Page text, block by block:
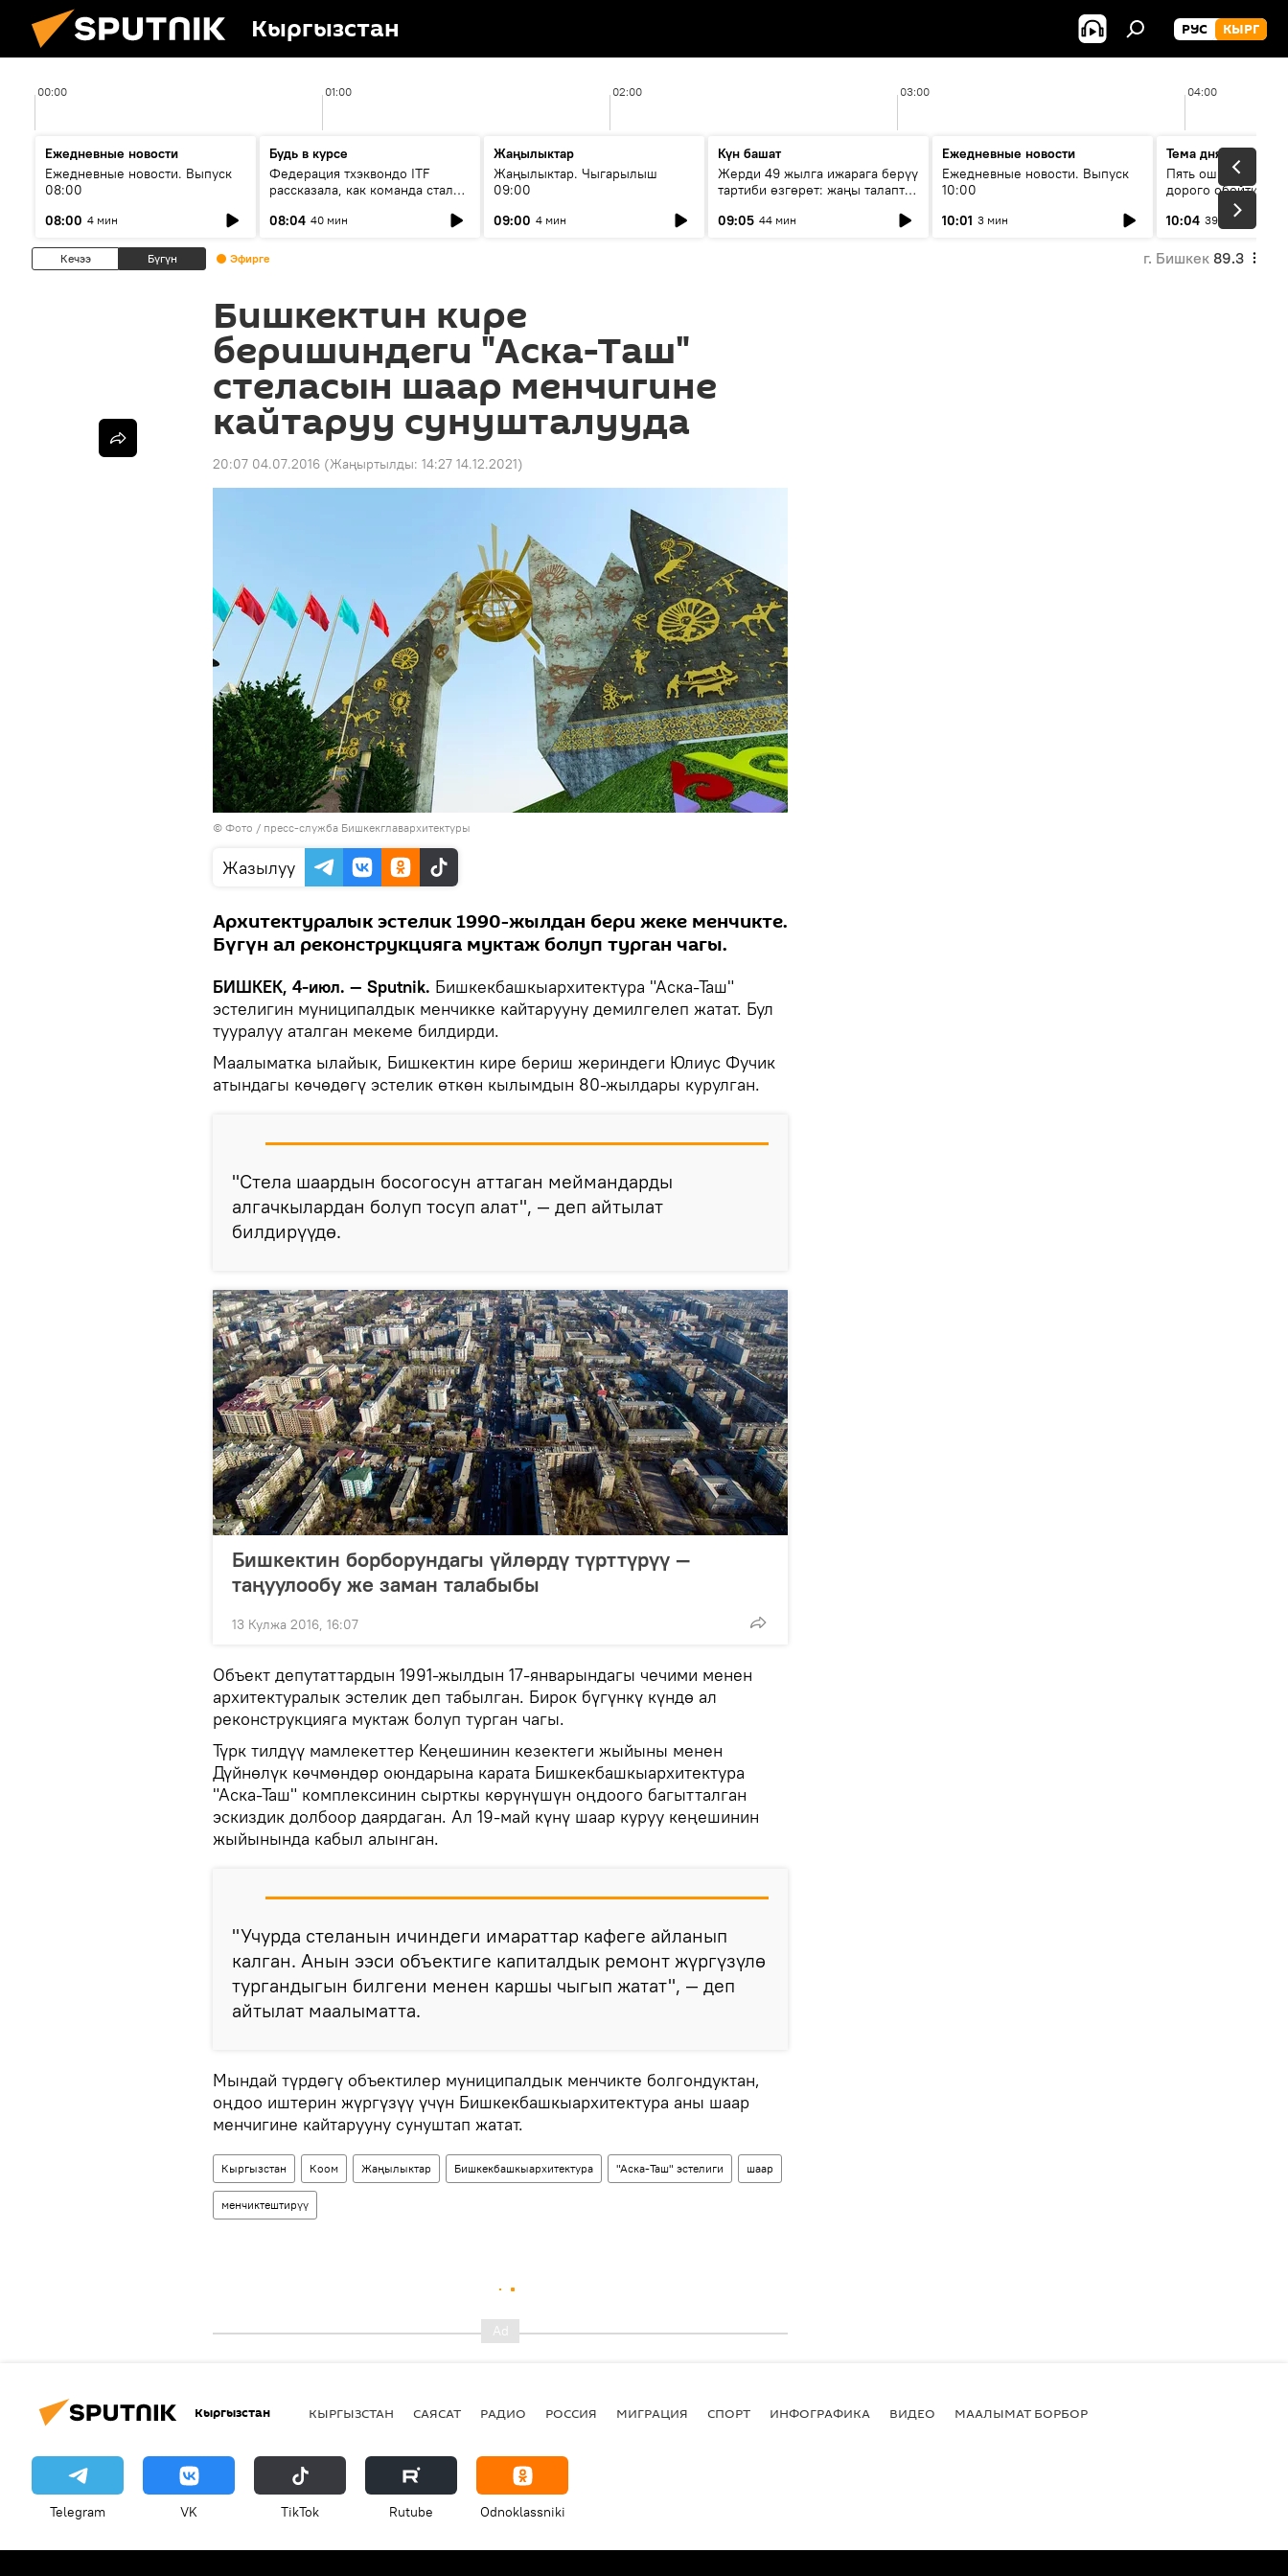
Кыргызстан РУС КЫРГ
00:00 01:00 02:00 03:00 04:00
Ежедневные новости
Ежедневные новости. Выпуск
08:00
08:00 4 мин
Будь в курсе
Федерация тхэквондо ITF
рассказала, как команда стала
08:04 40 мин
Жаңылыктар
Жаңылыктар. Чыгарылыш
09:00
09:00 4 мин
Күн башат
Жерди 49 жылга ижарага берүү
тартиби өзгөрөт: жаңы талаптар
09:05 44 мин
Ежедневные новости
Ежедневные новости. Выпуск
10:00
10:01 3 мин
Тема дня
Пять ошибок
дорого обойтись
10:04 39 мин
Кечээ Бүгүн Эфирге г. Бишкек 89.3
Бишкектин кире
беришиндеги "Аска-Таш"
стеласын шаар менчигине
кайтаруу сунушталууда
20:07 04.07.2016 (Жаңыртылды: 14:27 14.12.2021)
© Фото / пресс-служба Бишкекглавархитектуры
Жазылуу
Архитектуралык эстелик 1990-жылдан бери жеке менчикте.
Бүгүн ал реконструкцияга муктаж болуп турган чагы.
БИШКЕК, 4-июл. — Sputnik. Бишкекбашкыархитектура "Аска-Таш"
эстелигин муниципалдык менчикке кайтарууну демилгелеп жатат. Бул
тууралуу аталган мекеме билдирди.
Маалыматка ылайык, Бишкектин кире бериш жериндеги Юлиус Фучик
атындагы көчөдөгү эстелик өткөн кылымдын 80-жылдары курулган.
"Стела шаардын босогосун аттаган меймандарды
алгачкылардан болуп тосуп алат", — деп айтылат
билдирүүдө.
Бишкектин борборундагы үйлөрдү түрттүрүү —
таңуулообу же заман талабыбы
13 Кулжа 2016, 16:07
Объект депутаттардын 1991-жылдын 17-январындагы чечими менен
архитектуралык эстелик деп табылган. Бирок бүгүнкү күндө ал
реконструкцияга муктаж болуп турган чагы.
Түрк тилдүү мамлекеттер Кеңешинин кезектеги жыйыны менен
Дүйнөлүк көчмөндөр оюндарына карата Бишкекбашкыархитектура
"Аска-Таш" комплексинин сырткы көрүнүшүн оңдоого багытталган
эскиздик долбоор даярдаган. Ал 19-май күнү шаар куруу кеңешинин
жыйынында кабыл алынган.
"Учурда стеланын ичиндеги имараттар кафеге айланып
калган. Анын ээси объектиге капиталдык ремонт жүргүзүлө
тургандыгын билгени менен каршы чыгып жатат", — деп
айтылат маалыматта.
Мындай түрдөгү объектилер муниципалдык менчикте болгондуктан,
оңдоо иштерин жүргүзүү үчүн Бишкекбашкыархитектура аны шаар
менчигине кайтарууну сунуштап жатат.
Кыргызстан Коом Жаңылыктар Бишкекбашкыархитектура "Аска-Таш" эстелиги шаар
менчиктештирүү
Кыргызстан КЫРГЫЗСТАН САЯСАТ РАДИО РОССИЯ МИГРАЦИЯ СПОРТ ИНФОГРАФИКА ВИДЕО МААЛЫМАТ БОРБОР
Telegram VK ТikТоk Rutube Odnoklassniki